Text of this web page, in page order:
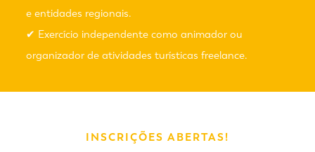
e entidades regionais.
✔ Exercício independente como animador ou
organizador de atividades turísticas freelance.
INSCRIÇÕES ABERTAS!